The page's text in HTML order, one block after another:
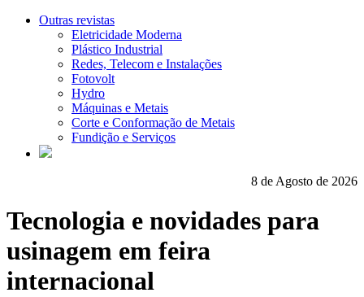
Outras revistas
Eletricidade Moderna
Plástico Industrial
Redes, Telecom e Instalações
Fotovolt
Hydro
Máquinas e Metais
Corte e Conformação de Metais
Fundição e Serviços
8 de Agosto de 2026
Tecnologia e novidades para
usinagem em feira
internacional